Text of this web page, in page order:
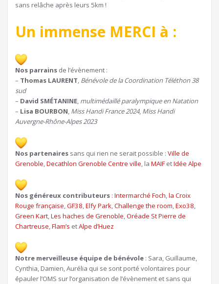
sans relâche après leurs 5km !
Un immense MERCI à :
Nos parrains de l’évènement :
– Thomas LAURENT, Bénévole de la Coordination Téléthon 38
sud
– David SMÉTANINE, multimédaillé paralympique en Natation
– Lisa BOURBON, Miss Handi France 2024, Miss Handi
Auvergne-Rhône-Alpes 2023
Nos partenaires sans qui rien ne serait possible : Ville de
Grenoble,Decathlon Grenoble Centre ville, la MAIF etIdée Alpe
Nos généreux contributeurs : Intermarché Foch,la Croix
Rouge française,GF38,Elfy Park,Challenge the room,Exo38,
Green Kart,Les haches de Grenoble,Oréade St Pierre de
Chartreuse,Flam’s etAlpe d’Huez
Notre merveilleuse équipe de bénévole : Sara, Guillaume,
Cynthia, Damien, Aurélia qui se sont porté volontaires pour
épauler l’OMS sur l’organisation de l’évènement et sans qui